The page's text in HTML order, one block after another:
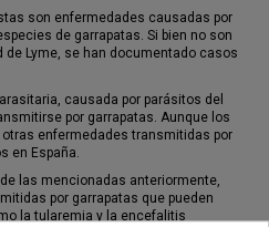
son enfermedades causadas por
de garrapatas. Si bien no son
Lyme, se han documentado casos
causada por parásitos del
por garrapatas. Aunque los
enfermedades transmitidas por
en España.
las mencionadas anteriormente,
por garrapatas que pueden
la tularemia y la encefalitis